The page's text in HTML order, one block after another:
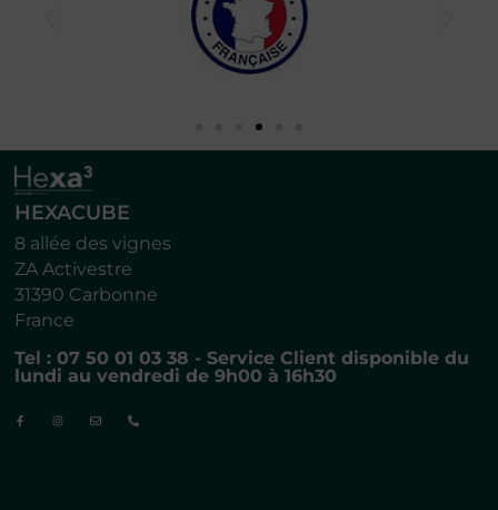
HEXACUBE
8 allée des vignes
ZA Activestre
31390 Carbonne
France
Tel : 07 50 01 03 38 - Service Client disponible du
lundi au vendredi de 9h00 à 16h30